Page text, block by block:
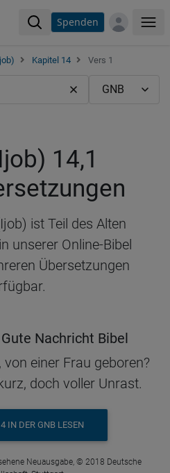
Spenden
Kapitel 14 Vers 1
14,1
ist Teil des Alten
unserer Online-Bibel
Übersetzungen
Nachricht Bibel
einer Frau geboren?
doch voller Unrast.
IN DER GNB LESEN
Neuausgabe, © 2018 Deutsche